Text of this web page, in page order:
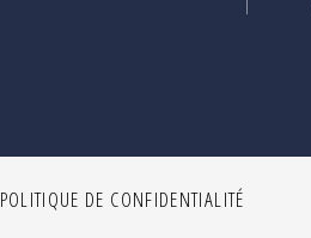
POLITIQUE DE CONFIDENTIALITÉ